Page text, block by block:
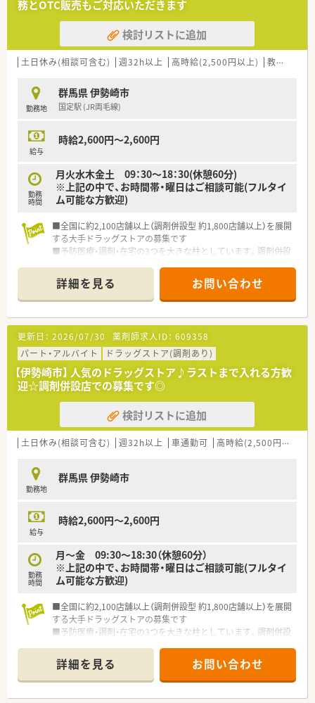
務とOTC販売もご対応いただきます
検討リストに追加
土日休み(相談可含む) 週32h以上 高時給(2,500円以上) 教育制度あり
勤務地
群馬県 伊勢崎市
国定駅 (JR両毛線)
給与
時給2,600円～2,600円
勤務
時間
月火水木金土 09：30～18：30(休憩60分)
※上記の中で、お時間帯・曜日はご相談可能(フルタイ
ム可能な方歓迎)
■全国に約2,100店舗以上（調剤併設型 約1,800店舗以上）を展開
する大手ドラッグストアの募集です
■予防医療・調剤・在宅の3つを大きな柱としています。調剤併設
に力を入れています
■業界トップクラスの時給2,600円！しっかりと稼ぎたい方にも
お勧めです！
■全国に多くの店舗を展開しているため、子供の学校行事等で休
まなければならない場合も、事前に休みを申請すればサポートし
て頂けます！
■社員購買割引き制度もあり、品ぞろえが多いと評判のドラッグ
ストアで大変嬉しい福利厚生です♪
■ダイバーシティーを推進し、性別に関わらず幅広い方が長く活
躍できる環境を整えています
■落ち着いた環境で、ペースを守ってお仕事に取組める環境で
■面受けの店舗が多く、科目も単科に偏らずバランスの良い業務
内容です。
詳細を見る お問い合わせ
更新日： 2026/07/30 薬剤師求人ID： 609358
パート・アルバイト
ドラッグストア(調剤あり)
【伊勢崎市】 人気のドラッグストア♪ラストまで入れる方歓
迎☆調剤併設店での募集です◎
検討リストに追加
土日休み(相談可含む) 週32h以上 車通勤可 高時給(2,500円以上)
勤務地
群馬県 伊勢崎市
給与
時給2,600円～2,600円
勤務
時間
月～金 09:30～18:30（休憩60分）
※上記の中で、お時間帯・曜日はご相談可能(フルタイ
ム可能な方歓迎)
■全国に約2,100店舗以上（調剤併設型 約1,800店舗以上）を展開
する大手ドラッグストアの募集です
■予防医療・調剤・在宅の3つを大きな柱としています。調剤併設
に力を入れています
■業界トップクラスの時給2,600円！しっかりと稼ぎたい方にも
お勧めです！
■全国に多くの店舗を展開しているため、子供の学校行事等で休
詳細を見る お問い合わせ